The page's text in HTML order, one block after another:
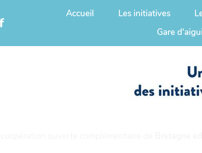
Accueil Les initiatives
Gare